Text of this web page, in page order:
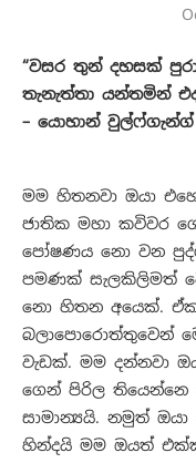
“වසර තුන් දහසක්
තැනැත්තා යන්තමින්
– යොහාන් වුල්ෆ්ගැන්ග්
මම හිතනවා ඔයා
ජාතික මහා කවිවර
පෝෂණය නො වන
පමණක් සැලකිලිමත්
නො හිතන අයෙක්.
බලාපොරොත්තුවෙන්
වැඩක්. මම දන්නවා
ගෙන් පිරිල
සාමාන්‍යයි. නමුත්
හින්දයි මම ඔයත්